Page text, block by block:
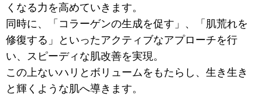
くなる力を高めていきます。
同時に、「コラーゲンの生成を促す」、「肌荒れを
修復する」
といったアクティブなアプローチを行
い、
スピーディな肌改善を実現。
この上ないハリとボリュームをもたらし、 生き生き
と輝くような肌へ導きます。